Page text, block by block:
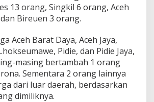
13 orang, Singkil 6 orang, Aceh
Bireuen 3 orang.
Aceh Barat Daya, Aceh Jaya,
Pidie, dan Pidie Jaya,
masing bertambah 1 orang
Sementara 2 orang lainnya
dari luar daerah, berdasarkan
dimiliknya.